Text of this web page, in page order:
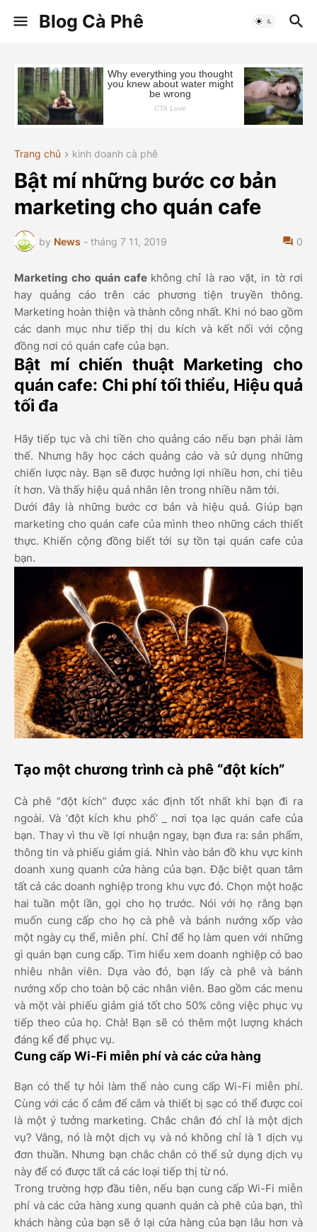
Blog Cà Phê
Trang chủ kinh doanh cà phê
Bật mí những bước cơ bản
marketing cho quán cafe
by News - tháng 7 11, 2019 0
Marketing cho quán cafe không chỉ là rao vặt, in tờ rơi
hay quảng cáo trên các phương tiện truyền thông.
Marketing hoàn thiện và thành công nhất. Khi nó bao gồm
các danh mục như tiếp thị du kích và kết nối với cộng
đồng nơi có quán cafe của bạn.
Bật mí chiến thuật Marketing cho
quán cafe: Chi phí tối thiểu, Hiệu quả
tối đa
Hãy tiếp tục và chi tiền cho quảng cáo nếu bạn phải làm
thế. Nhưng hãy học cách quảng cáo và sử dụng những
chiến lược này. Bạn sẽ được hưởng lợi nhiều hơn, chi tiêu
ít hơn. Và thấy hiệu quả nhân lên trong nhiều năm tới.
Dưới đây là những bước cơ bản và hiệu quả. Giúp bạn
marketing cho quán cafe của mình theo những cách thiết
thực. Khiến cộng đồng biết tới sự tồn tại quán cafe của
bạn.
Tạo một chương trình cà phê “đột kích”
Cà phê “đột kích” được xác định tốt nhất khi bạn đi ra
ngoài. Và ‘đột kích khu phố’ _ nơi tọa lạc quán cafe của
bạn. Thay vì thu về lợi nhuận ngay, bạn đưa ra: sản phẩm,
thông tin và phiếu giảm giá. Nhìn vào bản đồ khu vực kinh
doanh xung quanh cửa hàng của bạn. Đặc biệt quan tâm
tất cả các doanh nghiệp trong khu vực đó. Chọn một hoặc
hai tuần một lần, gọi cho họ trước. Nói với họ rằng bạn
muốn cung cấp cho họ cà phê và bánh nướng xốp vào
một ngày cụ thể, miễn phí. Chỉ để họ làm quen với những
gì quán bạn cung cấp. Tìm hiểu xem doanh nghiệp có bao
nhiêu nhân viên. Dựa vào đó, bạn lấy cà phê và bánh
nướng xốp cho toàn bộ các nhân viên. Bao gồm các menu
và một vài phiếu giảm giá tốt cho 50% công việc phục vụ
tiếp theo của họ. Chà! Bạn sẽ có thêm một lượng khách
đáng kể để phục vụ.
Cung cấp Wi-Fi miễn phí và các cửa hàng
Bạn có thể tự hỏi làm thế nào cung cấp Wi-Fi miễn phí.
Cùng với các ổ cắm để cắm và thiết bị sạc có thể được coi
là một ý tưởng marketing. Chắc chắn đó chỉ là một dịch
vụ? Vâng, nó là một dịch vụ và nó không chỉ là 1 dịch vụ
đơn thuần. Nhưng bạn chắc chắn có thể sử dụng dịch vụ
này để có được tất cả các loại tiếp thị từ nó.
Trong trường hợp đầu tiên, nếu bạn cung cấp Wi-Fi miễn
phí và các cửa hàng xung quanh quán cà phê của bạn, thì
khách hàng của bạn sẽ ở lại cửa hàng của bạn lâu hơn và